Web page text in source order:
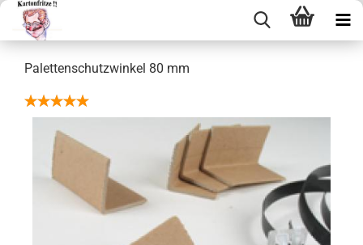
Pa­let­ten­schutz­win­kel 80 mm